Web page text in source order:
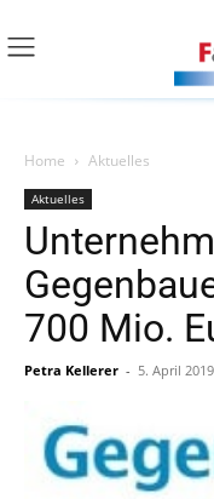
Home Aktuelles
Aktuelles
700 Mio.
Petra Kellerer - 5. April 2019